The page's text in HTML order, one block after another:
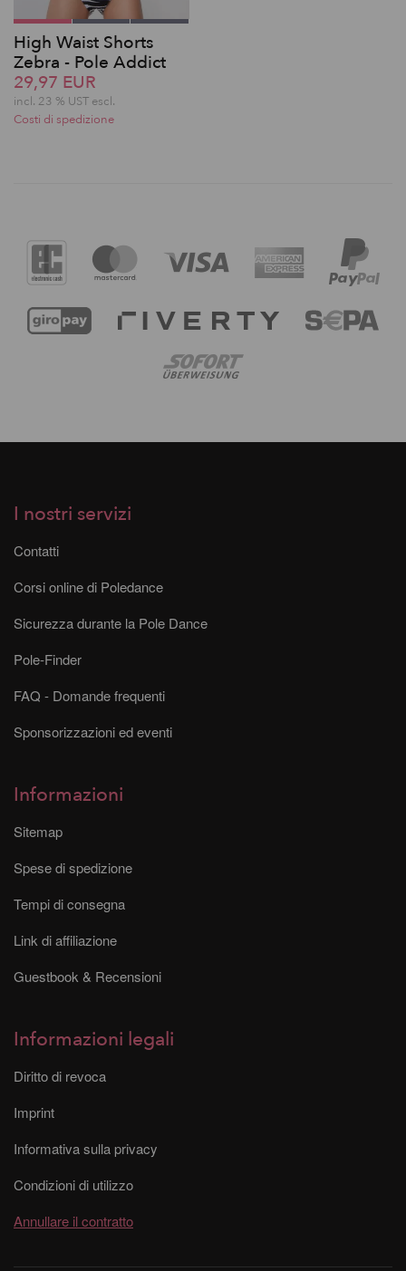
High Waist Shorts
Zebra - Pole Addict
29,97 EUR
incl. 23 % UST escl.
Costi di spedizione
I nostri servizi
Contatti
Corsi online di Poledance
Sicurezza durante la Pole Dance
Pole-Finder
FAQ - Domande frequenti
Sponsorizzazioni ed eventi
Informazioni
Sitemap
Spese di spedizione
Tempi di consegna
Link di affiliazione
Guestbook & Recensioni
Informazioni legali
Diritto di revoca
Imprint
Informativa sulla privacy
Condizioni di utilizzo
Annullare il contratto